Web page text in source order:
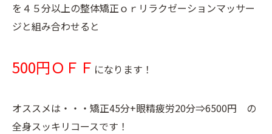
を４５分以上の整体矯正ｏｒリラクゼーションマッサー
ジと組み合わせると
500円ＯＦＦ になります！
オススメは・・・矯正45分+眼精疲労20分⇒6500円 の
全身スッキリコースです！